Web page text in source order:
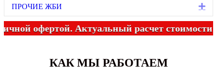
ПРОЧИЕ ЖБИ
Актуальный расчет стоимости ЖБИ
КАК МЫ РАБОТАЕМ